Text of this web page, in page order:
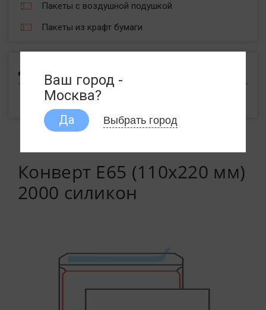
Пакеты с воздушной подушкой
Пакеты из крафт бумаги
Другое
Меню на крафт бумаге
Конверт Е65 (110х220 мм)
2000 силикон
Ваш город -
Москва?
Да Выбрать город